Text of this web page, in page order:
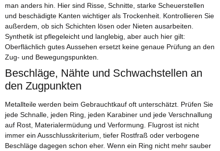
man anders hin. Hier sind Risse, Schnitte, starke Scheuerstellen
und beschädigte Kanten wichtiger als Trockenheit. Kontrollieren Sie
außerdem, ob sich Schichten lösen oder Nieten ausarbeiten.
Synthetik ist pflegeleicht und langlebig, aber auch hier gilt:
Oberflächlich gutes Aussehen ersetzt keine genaue Prüfung an den
Zug- und Bewegungspunkten.
Beschläge, Nähte und Schwachstellen an
den Zugpunkten
Metallteile werden beim Gebrauchtkauf oft unterschätzt. Prüfen Sie
jede Schnalle, jeden Ring, jeden Karabiner und jede Verschnallung
auf Rost, Materialermüdung und Verformung. Flugrost ist nicht
immer ein Ausschlusskriterium, tiefer Rostfraß oder verbogene
Beschläge dagegen schon eher. Wenn ein Ring nicht mehr sauber